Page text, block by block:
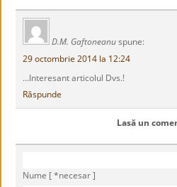
D.M. Gaftoneanu spune:
29 octombrie 2014 la 12:24
…Interesant articolul Dvs.!
Răspunde
Lasă un
Nume [ *necesar ]